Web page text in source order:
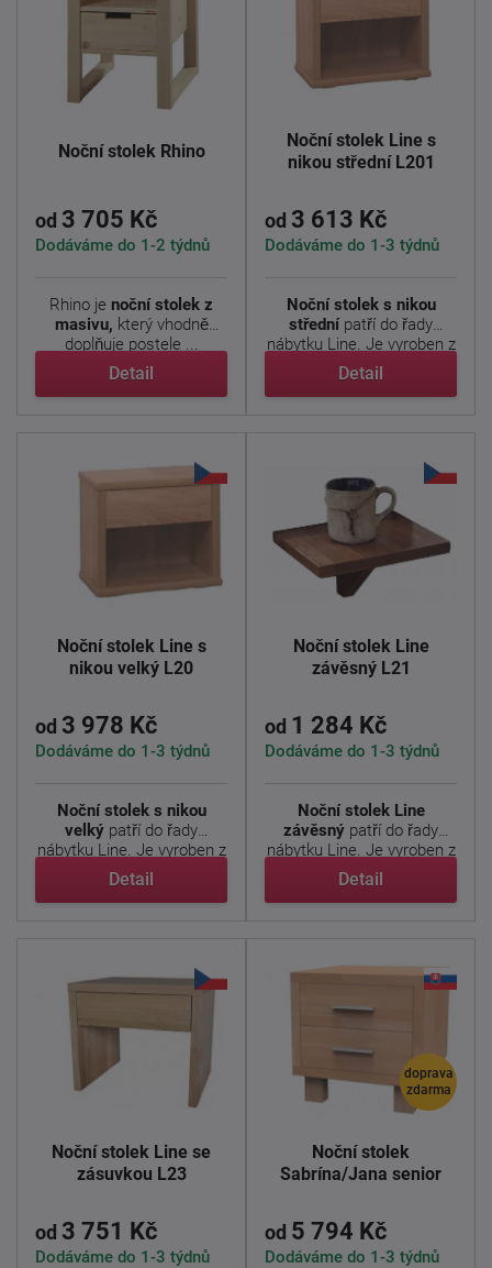
Noční stolek Rhino
od 3 705 Kč
Dodáváme do 1-2 týdnů
Rhino je noční stolek z
masivu, který vhodně
doplňuje postele ...
Detail
Noční stolek Line s
nikou střední L201
od 3 613 Kč
Dodáváme do 1-3 týdnů
Noční stolek s nikou
střední patří do řady
nábytku Line. Je vyroben z
...
Detail
Noční stolek Line s
nikou velký L20
od 3 978 Kč
Dodáváme do 1-3 týdnů
Noční stolek s nikou
velký patří do řady
nábytku Line. Je vyroben z
...
Detail
Noční stolek Line
závěsný L21
od 1 284 Kč
Dodáváme do 1-3 týdnů
Noční stolek Line
závěsný patří do řady
nábytku Line. Je vyroben z
...
Detail
Noční stolek Line se
zásuvkou L23
od 3 751 Kč
Dodáváme do 1-3 týdnů
doprava
zdarma
Noční stolek
Sabrína/Jana senior
od 5 794 Kč
Dodáváme do 1-3 týdnů